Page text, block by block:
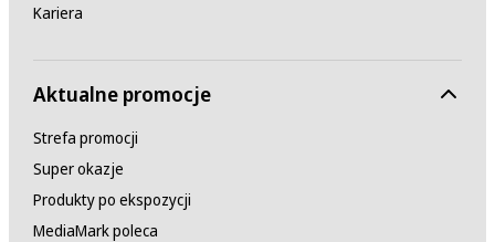
Kariera
Aktualne promocje
Strefa promocji
Super okazje
Produkty po ekspozycji
MediaMark poleca